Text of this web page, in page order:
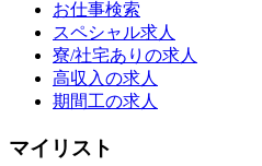
お仕事検索
スペシャル求人
寮/社宅ありの求人
高収入の求人
期間工の求人
マイリスト